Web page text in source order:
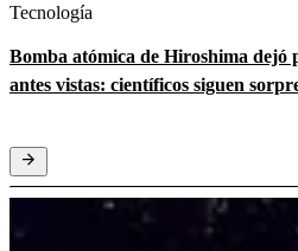
Tecnología
Bomba atómica de Hiroshima dejó
antes vistas: científicos siguen